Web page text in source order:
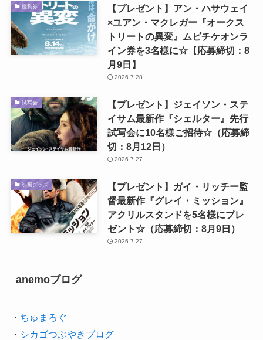
鑑賞券
【プレゼント】アン・ハサウェイ
×ユアン・マクレガー『オークス
トリートの異変』ムビチケオンラ
イン券を3名様に☆【応募締切：8
月9日】
2026.7.28
試写会
【プレゼント】ジェイソン・ステ
イサム最新作『シェルター』先行
試写会に10名様ご招待☆（応募締
切：8月12日）
2026.7.27
映画グッズ
【プレゼント】ガイ・リッチー監
督最新作『グレイ・ミッション』
アクリルスタンドを5名様にプレ
ゼント☆（応募締切：8月9日）
2026.7.27
anemoブログ
・ ちゅまろぐ
・ シカゴつぶやきブログ